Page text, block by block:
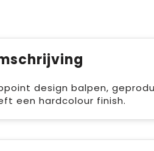
design balpen,
een hardcolour finish.